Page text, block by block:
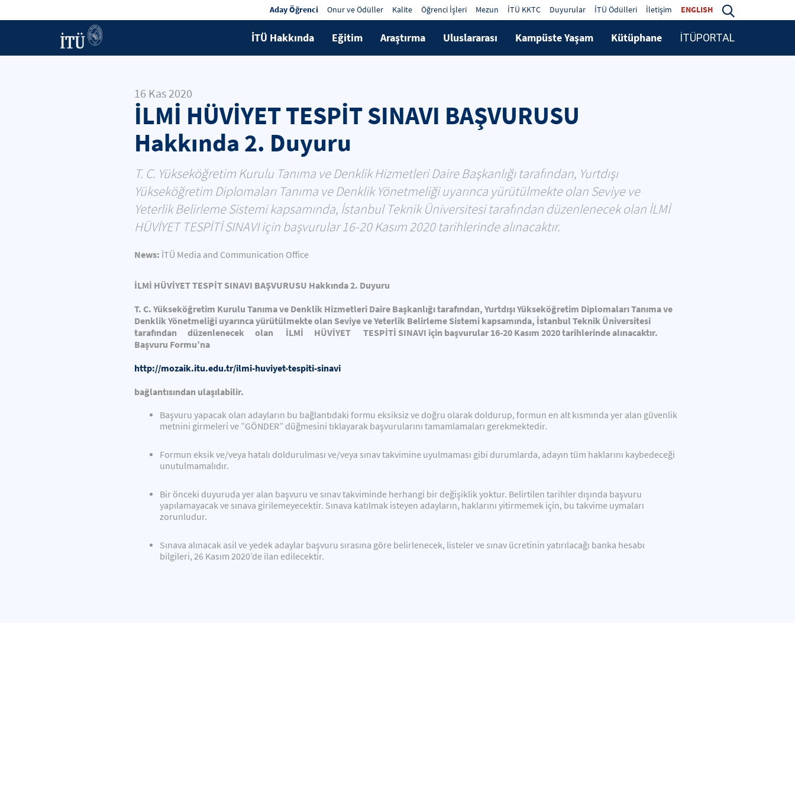
Aday Öğrenci Onur ve Ödüller Kalite Öğrenci İşleri Mezun İTÜ KKTC Duyurular İTÜ Ödülleri İletişim ENGLISH
İTÜ Hakkında Eğitim Araştırma Uluslararası Kampüste Yaşam Kütüphane İTÜPORTAL
16 Kas 2020
İLMİ HÜVİYET TESPİT SINAVI BAŞVURUSU
Hakkında 2. Duyuru
T. C. Yükseköğretim Kurulu Tanıma ve Denklik Hizmetleri Daire Başkanlığı tarafından, Yurtdışı
Yükseköğretim Diplomaları Tanıma ve Denklik Yönetmeliği uyarınca yürütülmekte olan Seviye ve
Yeterlik Belirleme Sistemi kapsamında, İstanbul Teknik Üniversitesi tarafından düzenlenecek olan İLMİ
HÜVİYET TESPİTİ SINAVI için başvurular 16-20 Kasım 2020 tarihlerinde alınacaktır.
News: İTÜ Media and Communication Office
İLMİ HÜVİYET TESPİT SINAVI BAŞVURUSU Hakkında 2. Duyuru
T. C. Yükseköğretim Kurulu Tanıma ve Denklik Hizmetleri Daire Başkanlığı tarafından, Yurtdışı Yükseköğretim Diplomaları Tanıma ve
Denklik Yönetmeliği uyarınca yürütülmekte olan Seviye ve Yeterlik Belirleme Sistemi kapsamında, İstanbul Teknik Üniversitesi
tarafından düzenlenecek olan İLMİ HÜVİYET TESPİTİ SINAVI için başvurular 16-20 Kasım 2020tarihlerinde alınacaktır.
Başvuru Formu’na
http://mozaik.itu.edu.tr/ilmi-huviyet-tespiti-sinavi
bağlantısından ulaşılabilir.
Başvuru yapacak olan adayların bu bağlantıdaki formu eksiksiz ve doğru olarak doldurup, formun en alt kısmında yer alan güvenlik
metnini girmeleri ve ”GÖNDER” düğmesini tıklayarak başvurularını tamamlamaları gerekmektedir.
Formun eksik ve/veya hatalı doldurulması ve/veya sınav takvimine uyulmaması gibi durumlarda, adayın tüm haklarını kaybedeceği
unutulmamalıdır.
Bir önceki duyuruda yer alan başvuru ve sınav takviminde herhangi bir değişiklik yoktur. Belirtilen tarihler dışında başvuru
yapılamayacak ve sınava girilemeyecektir. Sınava katılmak isteyen adayların, haklarını yitirmemek için, bu takvime uymaları
zorunludur.
Sınava alınacak asil ve yedek adaylar başvuru sırasına göre belirlenecek, listeler ve sınav ücretinin yatırılacağı banka hesabı
bilgileri, 26 Kasım 2020’de ilan edilecektir.